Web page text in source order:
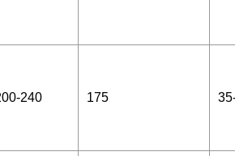
240 175